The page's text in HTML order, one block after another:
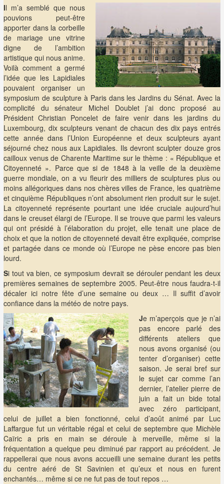
Il m’a semblé que nous
pouvions peut-être
apporter dans la corbeille
de mariage une vitrine
digne de l’ambition
artistique qui nous anime.
Voilà comment a germé
l’idée que les Lapidiales
pouvaient organiser un
symposium de sculpture à Paris dans les Jardins du Sénat. Avec la
complicité du sénateur Michel Doublet j’ai donc proposé au
Président Christian Poncelet de faire venir dans les jardins du
Luxembourg, dix sculpteurs venant de chacun des dix pays entrés
cette année dans l’Union Européenne et deux sculpteurs ayant
séjourné chez nous aux Lapidiales. Ils devront sculpter douze gros
cailloux venus de Charente Maritime sur le thème : « République et
Citoyenneté ». Parce que si de 1848 à la veille de la deuxième
guerre mondiale, on a vu fleurir des milliers de sculptures plus ou
moins allégoriques dans nos chères villes de France, les quatrième
et cinquième Républiques n’ont absolument rien produit sur le sujet.
La citoyenneté représente pourtant une idée cruciale aujourd’hui
dans le creuset élargi de l’Europe. Il se trouve que parmi les valeurs
qui ont présidé à l’élaboration du projet, elle tenait une place de
choix et que la notion de citoyenneté devait être expliquée, comprise
et partagée dans ce monde où l’Europe ne pèse encore pas bien
lourd.
Si tout va bien, ce symposium devrait se dérouler pendant les deux
premières semaines de septembre 2005. Peut-être nous faudra-t-il
décaler ici notre fête d’une semaine ou deux … Il suffit d’avoir
confiance dans la météo de notre pays.
Je m’aperçois que je n’ai
pas encore parlé des
différents ateliers que
nous avons organisé (ou
tenter d’organiser) cette
saison. Je serai bref sur
le sujet car comme l’an
dernier, l’atelier pierre de
juin a fait un bide total
avec zéro participant,
celui de juillet a bien fonctionné, celui d’août animé par Luc
Laffargue fut un véritable régal et celui de septembre que Michèle
Caïric a pris en main se déroule à merveille, même si la
fréquentation a quelque peu diminué par rapport au précédent. Je
rappellerai que nous avons accueilli une semaine durant les petits
du centre aéré de St Savinien et qu’eux et nous en furent
enchantés… même si ce ne fut pas de tout repos …